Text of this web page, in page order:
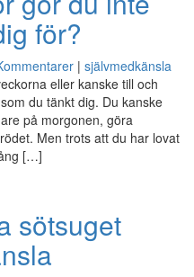
för?
| självmedkänsla
eller kanske till och
du tänkt dig. Du kanske
på morgonen, göra
Men trots att du har lovat
[…]
sötsuget